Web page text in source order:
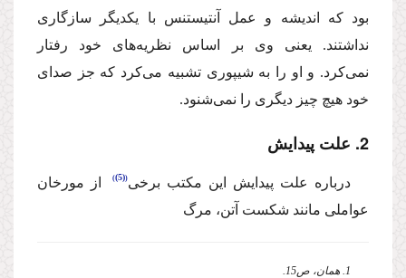
بود كه اندیشه و عمل آنتیستنس با یكدیگر سازگاری
نداشتند. یعنی وی بر اساس نظریه‌های خود رفتار
نمی‌كرد. و او را به شیپوری تشبیه می‌كرد كه جز صدای
خود هیچ چیز دیگری را نمی‌شنود.
2. ‌علت پیدایش
‌درباره علت پیدایش این مكتب برخی (5)
‌ از مورخان
عواملی مانند شكست آتن، مرگ
1. همان، ص15.